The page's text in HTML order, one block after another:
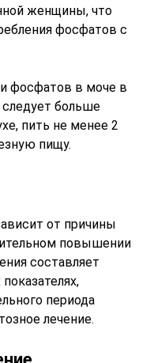
женщины, что
фосфатов с
фосфатов в моче в
больше
пить не менее 2
пищу.
от причины
повышении
составляет
периода
лечение.